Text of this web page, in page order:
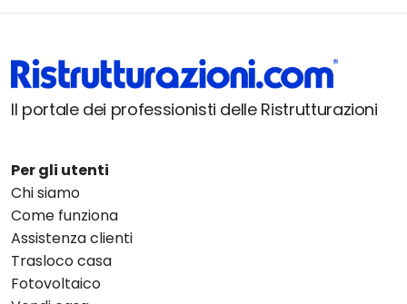
Il portale dei professionisti delle Ristrutturazioni
Per gli utenti
Chi siamo
Come funziona
Assistenza clienti
Trasloco casa
Fotovoltaico